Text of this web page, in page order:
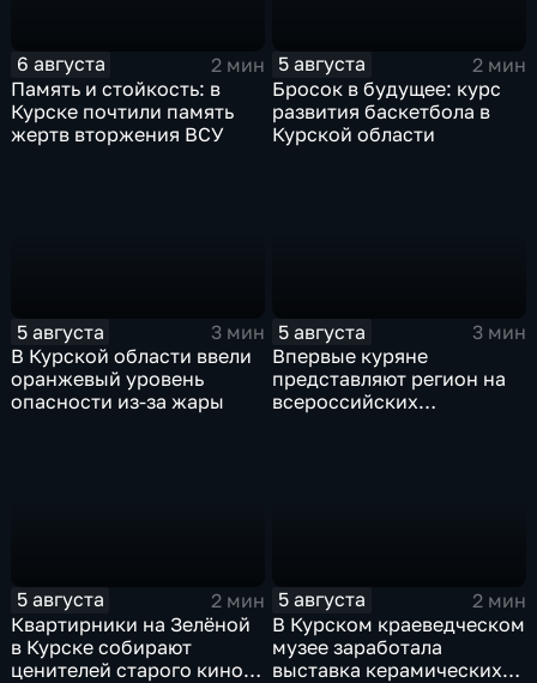
6 августа
2 мин
Память и стойкость: в
Курске почтили память
жертв вторжения ВСУ
5 августа
2 мин
Бросок в будущее: курс
развития баскетбола в
Курской области
5 августа
3 мин
В Курской области ввели
оранжевый уровень
опасности из-за жары
5 августа
3 мин
Впервые куряне
представляют регион на
всероссийских
5 августа
2 мин
Квартирники на Зелёной
в Курске собирают
ценителей старого кино
5 августа
2 мин
В Курском краеведческом
музее заработала
выставка керамических